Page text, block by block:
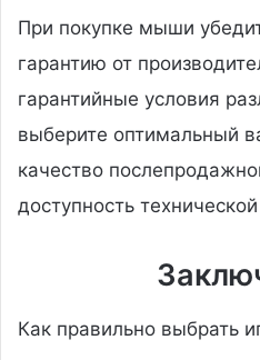
При покупке мыши
гарантию от
гарантийные условия
выберите оптимальный
качество
доступность
Как правильно выбрать